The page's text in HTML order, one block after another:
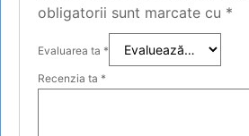
obligatorii sunt marcate cu *
Evaluarea ta *
Recenzia ta *